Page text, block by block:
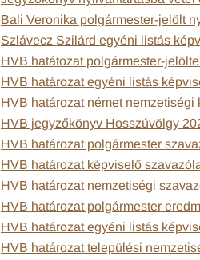
Bali Veronika polgármester-jelölt
Szlávecz Szilárd egyéni listás
HVB hatátozat polgármester-
HVB határozat egyéni listás
HVB határozat német
HVB jegyzőkönyv Hosszúvölgy
HVB határozat polgármester
HVB határozat képviselő
HVB határozat nemzetiségi
HVB határozat polgármester
HVB határozat egyéni listás
HVB határozat települési